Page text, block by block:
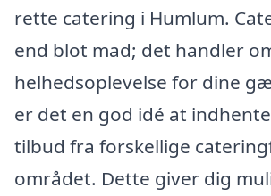
rette catering i Humlum.
end blot mad; det handler
helhedsoplevelse for dine
er det en god idé at
tilbud fra forskellige
området. Dette giver dig